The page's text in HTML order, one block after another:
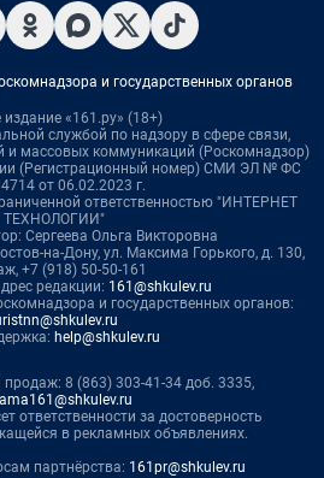
и государственных органов
издание «161.ру» (18+)
службой по надзору в сфере связи,
и массовых коммуникаций (Роскомнадзор)
(Регистрационный номер) СМИ ЭЛ № ФС
от 06.02.2023 г.
ответственностью "ИНТЕРНЕТ
ТЕХНОЛОГИИ"
Сергеева Ольга Викторовна
на-Дону, ул. Максима Горького, д. 130,
+7 (918) 50-50-161
редакции: 161@shkulev.ru
и государственных органов:
help@shkulev.ru
продаж: 8 (863) 303-41-34 доб. 3335,
ответственности за достоверность
в рекламных объявлениях.
партнёрства: 161pr@shkulev.ru